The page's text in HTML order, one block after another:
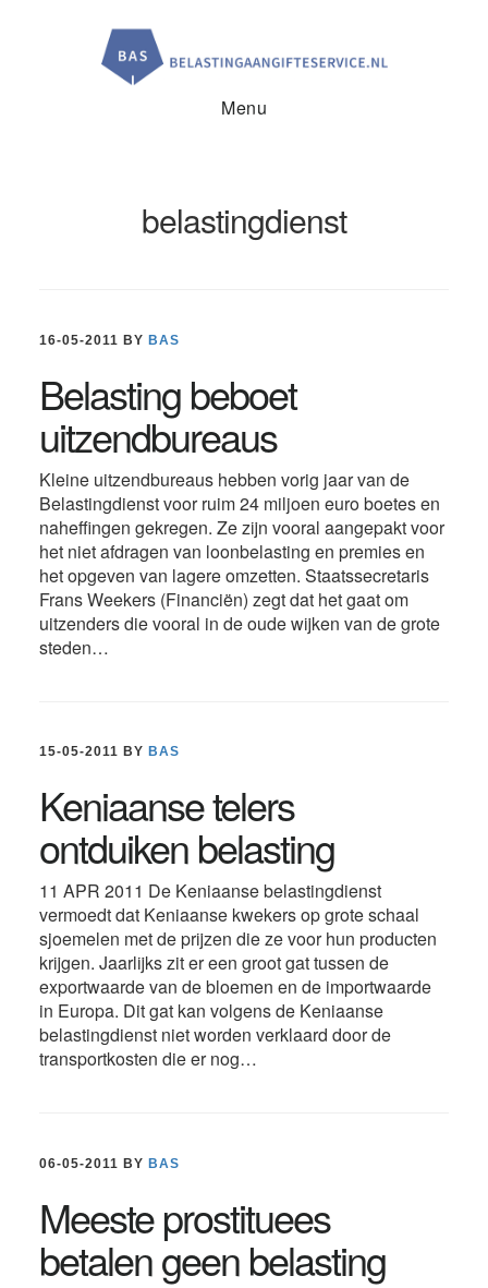
Menu
belastingdienst
16-05-2011 BY BAS
Belasting beboet
uitzendbureaus
Kleine uitzendbureaus hebben vorig jaar van de
Belastingdienst voor ruim 24 miljoen euro boetes en
naheffingen gekregen. Ze zijn vooral aangepakt voor
het niet afdragen van loonbelasting en premies en
het opgeven van lagere omzetten. Staatssecretaris
Frans Weekers (Financiën) zegt dat het gaat om
uitzenders die vooral in de oude wijken van de grote
steden…
15-05-2011 BY BAS
Keniaanse telers
ontduiken belasting
11 APR 2011 De Keniaanse belastingdienst
vermoedt dat Keniaanse kwekers op grote schaal
sjoemelen met de prijzen die ze voor hun producten
krijgen. Jaarlijks zit er een groot gat tussen de
exportwaarde van de bloemen en de importwaarde
in Europa. Dit gat kan volgens de Keniaanse
belastingdienst niet worden verklaard door de
transportkosten die er nog…
06-05-2011 BY BAS
Meeste prostituees
betalen geen belasting